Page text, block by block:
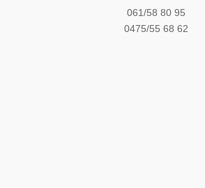
061/58 80 95
0475/55 68 62